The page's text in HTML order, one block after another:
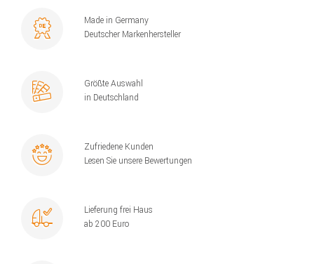
Made in Germany
Deutscher Markenhersteller
Größte Auswahl
in Deutschland
Zufriedene Kunden
Lesen Sie unsere Bewertungen
Lieferung frei Haus
ab 200 Euro